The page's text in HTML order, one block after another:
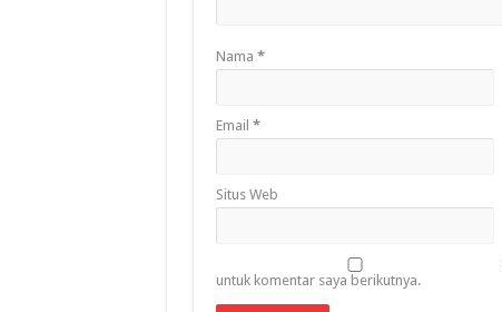
Nama *
Email *
Situs Web
untuk komentar saya berikutnya.